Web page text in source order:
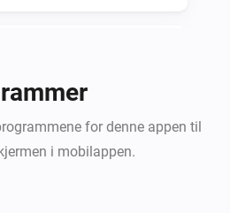
for denne appen til
i mobilappen.